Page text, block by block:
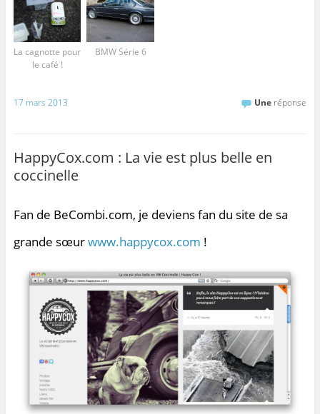
La cagnotte pour
le café !
BMW Série 6
17 mars 2013 Une réponse
HappyCox.com : La vie est plus belle en
coccinelle
Fan de BeCombi.com, je deviens fan du site de sa
grande sœurwww.happycox.com !